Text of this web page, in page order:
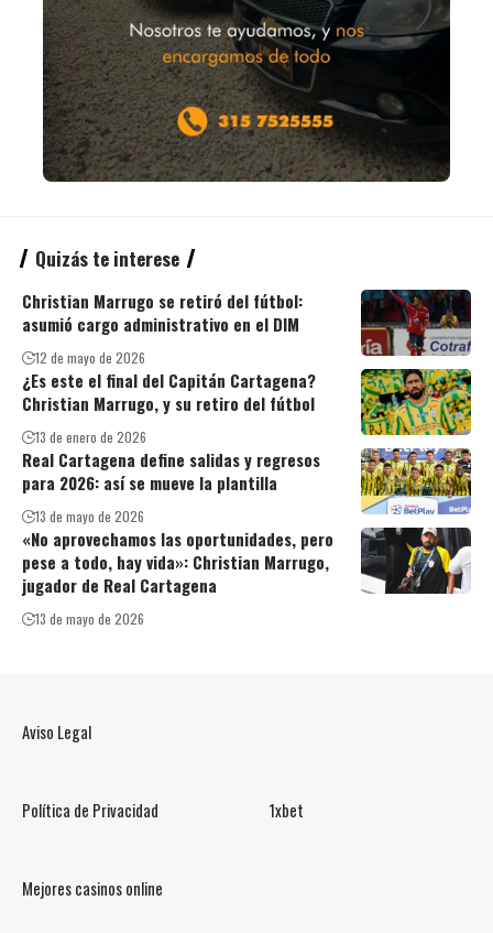
Quizás te interese
Christian Marrugo se retiró del fútbol:
asumió cargo administrativo en el DIM
12 de mayo de 2026
¿Es este el final del Capitán Cartagena?
Christian Marrugo, y su retiro del fútbol
13 de enero de 2026
Real Cartagena define salidas y regresos
para 2026: así se mueve la plantilla
13 de mayo de 2026
«No aprovechamos las oportunidades, pero
pese a todo, hay vida»: Christian Marrugo,
jugador de Real Cartagena
13 de mayo de 2026
Aviso Legal
Política de Privacidad 1xbet
Mejores casinos online